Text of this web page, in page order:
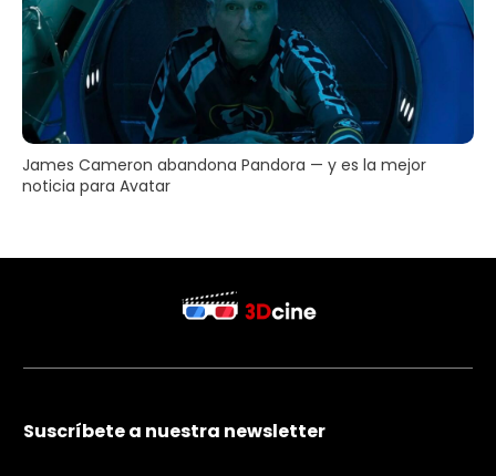
James Cameron abandona Pandora — y es la mejor
noticia para Avatar
Suscríbete a nuestra newsletter